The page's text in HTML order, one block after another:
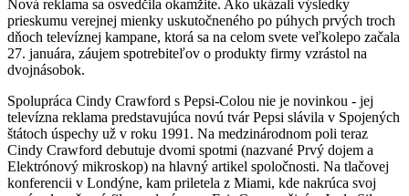
Nová reklama sa osvedčila okamžite. Ako ukázali výsledky
prieskumu verejnej mienky uskutočneného po púhych prvých troch
dňoch televíznej kampane, ktorá sa na celom svete veľkolepo začala
27. januára, záujem spotrebiteľov o produkty firmy vzrástol na
dvojnásobok.
Spolupráca Cindy Crawford s Pepsi-Colou nie je novinkou - jej
televízna reklama predstavujúca novú tvár Pepsi slávila v Spojených
štátoch úspechy už v roku 1991. Na medzinárodnom poli teraz
Cindy Crawford debutuje dvomi spotmi (nazvané Prvý dojem a
Elektrónový mikroskop) na hlavný artikel spoločnosti. Na tlačovej
konferencii v Londýne, kam priletela z Miami, kde nakrúca svoj